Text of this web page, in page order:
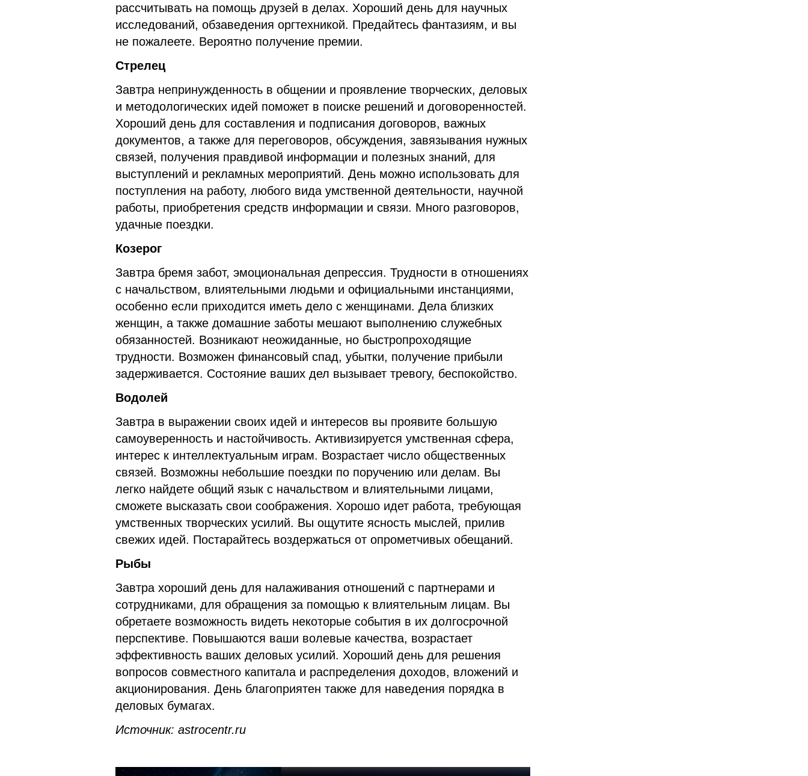
рассчитывать на помощь друзей в делах. Хороший день для научных
исследований, обзаведения оргтехникой. Предайтесь фантазиям, и вы
не пожалеете. Вероятно получение премии.
Стрелец
Завтра непринужденность в общении и проявление творческих, деловых
и методологических идей поможет в поиске решений и договоренностей.
Хороший день для составления и подписания договоров, важных
документов, а также для переговоров, обсуждения, завязывания нужных
связей, получения правдивой информации и полезных знаний, для
выступлений и рекламных мероприятий. День можно использовать для
поступления на работу, любого вида умственной деятельности, научной
работы, приобретения средств информации и связи. Много разговоров,
удачные поездки.
Козерог
Завтра бремя забот, эмоциональная депрессия. Трудности в отношениях
с начальством, влиятельными людьми и официальными инстанциями,
особенно если приходится иметь дело с женщинами. Дела близких
женщин, а также домашние заботы мешают выполнению служебных
обязанностей. Возникают неожиданные, но быстропроходящие
трудности. Возможен финансовый спад, убытки, получение прибыли
задерживается. Состояние ваших дел вызывает тревогу, беспокойство.
Водолей
Завтра в выражении своих идей и интересов вы проявите большую
самоуверенность и настойчивость. Активизируется умственная сфера,
интерес к интеллектуальным играм. Возрастает число общественных
связей. Возможны небольшие поездки по поручению или делам. Вы
легко найдете общий язык с начальством и влиятельными лицами,
сможете высказать свои соображения. Хорошо идет работа, требующая
умственных творческих усилий. Вы ощутите ясность мыслей, прилив
свежих идей. Постарайтесь воздержаться от опрометчивых обещаний.
Рыбы
Завтра хороший день для налаживания отношений c партнерами и
сотрудниками, для обращения за помощью к влиятельным лицам. Вы
обретаете возможность видеть некоторые события в их долгосрочной
перспективе. Повышаются ваши волевые качества, возрастает
эффективность ваших деловых усилий. Хороший день для решения
вопросов совместного капитала и распределения доходов, вложений и
акционирования. День благоприятен также для наведения порядка в
деловых бумагах.
Источник: astrocentr.ru